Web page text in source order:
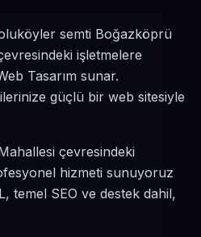
semti Boğazköprü
işletmelere
Tasarım sunar.
güçlü bir web sitesiyle
çevresindeki
hizmeti sunuyoruz
temel SEO ve destek dahil,